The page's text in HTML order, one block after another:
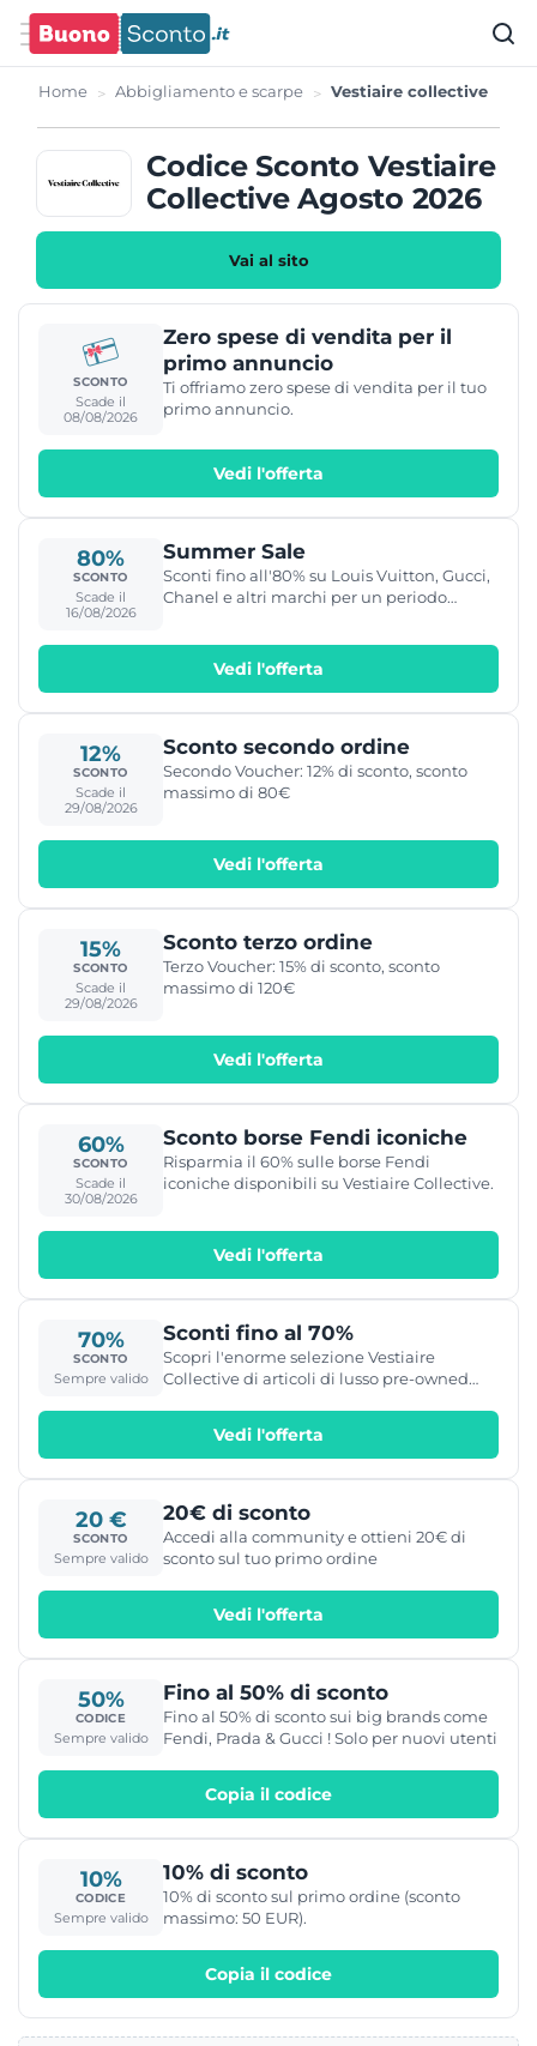
Home Abbigliamento e scarpe Vestiaire collective
Codice Sconto Vestiaire
Collective Agosto 2026
Vai al sito
SCONTO
Scade il
08/08/2026
Zero spese di vendita per il
primo annuncio
Ti offriamo zero spese di vendita per il tuo
primo annuncio.
Vedi l'offerta
80%
SCONTO
Scade il
16/08/2026
Summer Sale
Sconti fino all'80% su Louis Vuitton, Gucci,
Chanel e altri marchi per un periodo
Vedi l'offerta
12%
SCONTO
Scade il
29/08/2026
Sconto secondo ordine
Secondo Voucher: 12% di sconto, sconto
massimo di 80€
Vedi l'offerta
15%
SCONTO
Scade il
29/08/2026
Sconto terzo ordine
Terzo Voucher: 15% di sconto, sconto
massimo di 120€
Vedi l'offerta
60%
SCONTO
Scade il
30/08/2026
Sconto borse Fendi iconiche
Risparmia il 60% sulle borse Fendi
iconiche disponibili su Vestiaire Collective.
Vedi l'offerta
70%
SCONTO
Sempre valido
Sconti fino al 70%
Scopri l'enorme selezione Vestiaire
Collective di articoli di lusso pre-owned
Vedi l'offerta
20 €
SCONTO
Sempre valido
20€ di sconto
Accedi alla community e ottieni 20€ di
sconto sul tuo primo ordine
Vedi l'offerta
50%
CODICE
Sempre valido
Fino al 50% di sconto
Fino al 50% di sconto sui big brands come
Fendi, Prada & Gucci ! Solo per nuovi utenti
Copia il codice
10%
CODICE
Sempre valido
10% di sconto
10% di sconto sul primo ordine (sconto
massimo: 50 EUR).
Copia il codice